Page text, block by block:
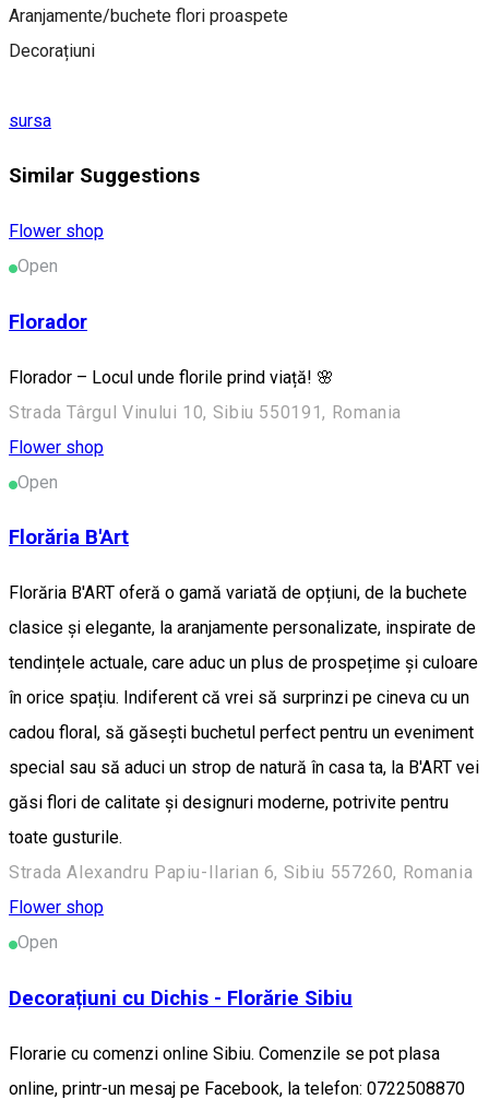
Aranjamente/buchete flori proaspete
Decorațiuni
sursa
Similar Suggestions
Flower shop
Open
Florador
Florador – Locul unde florile prind viață! 🌸
Strada Târgul Vinului 10, Sibiu 550191, Romania
Flower shop
Open
Florăria B'Art
Florăria B'ART oferă o gamă variată de opțiuni, de la buchete
clasice și elegante, la aranjamente personalizate, inspirate de
tendințele actuale, care aduc un plus de prospețime și culoare
în orice spațiu. Indiferent că vrei să surprinzi pe cineva cu un
cadou floral, să găsești buchetul perfect pentru un eveniment
special sau să aduci un strop de natură în casa ta, la B'ART vei
găsi flori de calitate și designuri moderne, potrivite pentru
toate gusturile.
Strada Alexandru Papiu-Ilarian 6, Sibiu 557260, Romania
Flower shop
Open
Decorațiuni cu Dichis - Florărie Sibiu
Florarie cu comenzi online Sibiu. Comenzile se pot plasa
online, printr-un mesaj pe Facebook, la telefon: 0722508870